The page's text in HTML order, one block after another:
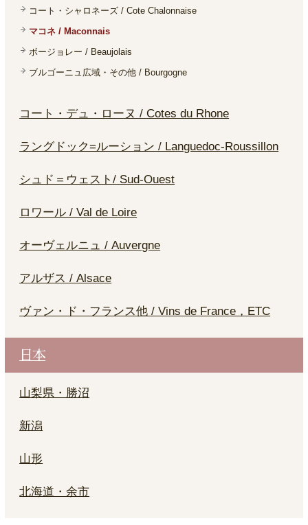
コート・シャロネーズ / Cote Chalonnaise
マコネ / Maconnais
ボージョレー / Beaujolais
ブルゴーニュ広域・その他 / Bourgogne
コート・デュ・ローヌ / Cotes du Rhone
ラングドック=ルーション / Languedoc-Roussillon
シュド＝ウェスト/ Sud-Ouest
ロワール / Val de Loire
オーヴェルニュ / Auvergne
アルザス / Alsace
ヴァン・ド・フランス他 / Vins de France，ETC
日本
山梨県・勝沼
新潟
山形
北海道・余市